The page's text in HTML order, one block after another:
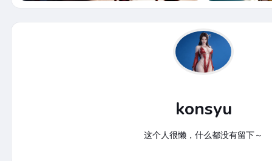
konsyu
这个人很懒，什么都没有留下～